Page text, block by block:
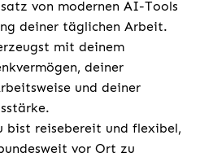
von modernen AI-Tools
deiner täglichen Arbeit.
mit deinem
deiner
und deiner
bist reisebereit und flexibel,
vor Ort zu